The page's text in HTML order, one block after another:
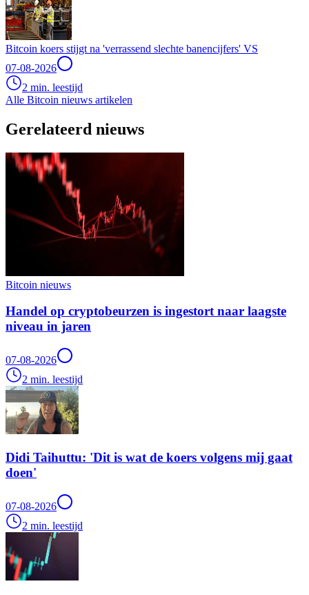
Bitcoin koers stijgt na 'verrassend slechte banencijfers' VS
07-08-2026
2 min. leestijd
Alle Bitcoin nieuws artikelen
Gerelateerd nieuws
Bitcoin nieuws
Handel op cryptobeurzen is ingestort naar laagste
niveau in jaren
07-08-2026
2 min. leestijd
Didi Taihuttu: 'Dit is wat de koers volgens mij gaat
doen'
07-08-2026
2 min. leestijd